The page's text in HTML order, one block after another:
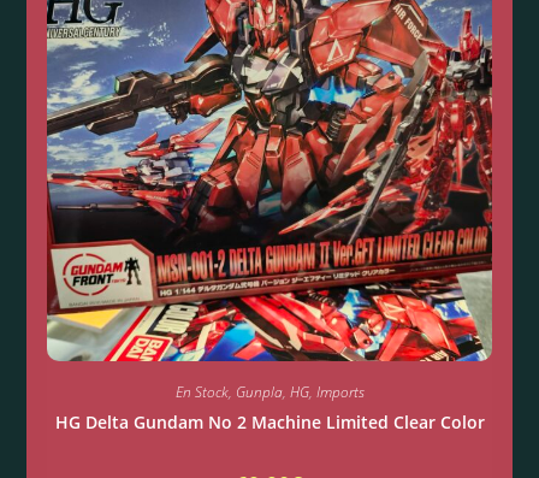
En Stock, Gunpla, HG, Imports
HG Delta Gundam No 2 Machine Limited Clear Color